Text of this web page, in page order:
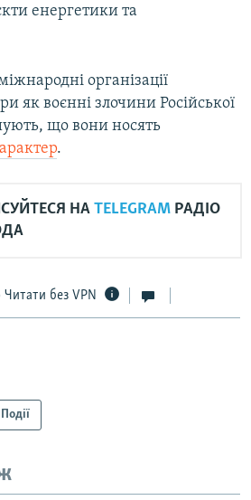
енергетики та
організації
як воєнні злочини Російської
що вони носять
.
НА TELEGRAM РАДІО
Читати без VPN